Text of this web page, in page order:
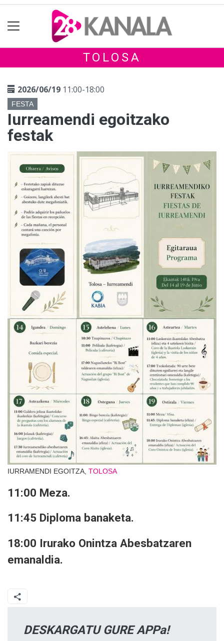
TOLOSA
2026/06/19 11:00-18:00
FESTA
Iurreamendi egoitzako
festak
IURRAMENDI EGOITZA, TOLOSA
11:00 Meza.
11:45 Diploma banaketa.
18:00 Irurako Onintza Abesbatzaren
emanaldia.
DESKARGATU GURE APPa!